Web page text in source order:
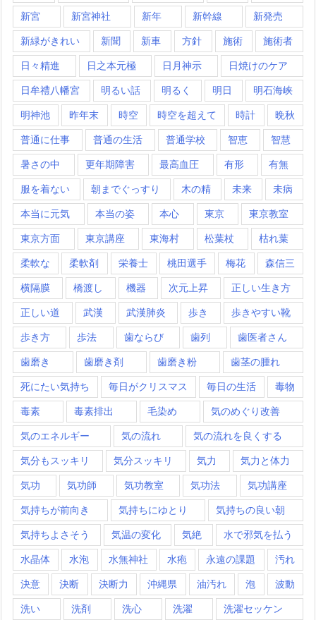
新宮 新宮神社 新年 新幹線 新発売
新緑がきれい 新聞 新車 方針 施術 施術者
日々精進 日之本元極 日月神示 日焼けのケア
日牟禮八幡宮 明るい話 明るく 明日 明石海峡
明神池 昨年末 時空 時空を超えて 時計 晩秋
普通に仕事 普通の生活 普通学校 智恵 智慧
暑さの中 更年期障害 最高血圧 有形 有無
服を着ない 朝までぐっすり 木の精 未来 未病
本当に元気 本当の姿 本心 東京 東京教室
東京方面 東京講座 東海村 松葉杖 枯れ葉
柔軟な 柔軟剤 栄養士 桃田選手 梅花 森信三
横隔膜 橋渡し 機器 次元上昇 正しい生き方
正しい道 武漢 武漢肺炎 歩き 歩きやすい靴
歩き方 歩法 歯ならび 歯列 歯医者さん
歯磨き 歯磨き剤 歯磨き粉 歯茎の腫れ
死にたい気持ち 毎日がクリスマス 毎日の生活 毒物
毒素 毒素排出 毛染め 気のめぐり改善
気のエネルギー 気の流れ 気の流れを良くする
気分もスッキリ 気分スッキリ 気力 気力と体力
気功 気功師 気功教室 気功法 気功講座
気持ちが前向き 気持ちにゆとり 気持ちの良い朝
気持ちよさそう 気温の変化 気絶 水で邪気を払う
水晶体 水泡 水無神社 水疱 永遠の課題 汚れ
決意 決断 決断力 沖縄県 油汚れ 泡 波動
洗い 洗剤 洗心 洗濯 洗濯セッケン